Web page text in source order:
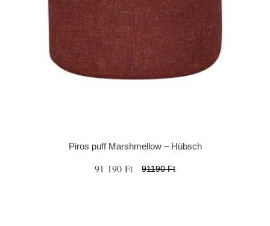
Piros puff Marshmellow – Hübsch
91 190 Ft 91190 Ft